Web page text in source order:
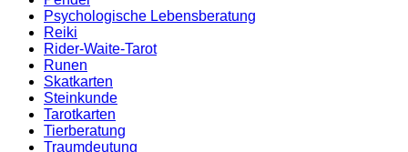
Psychologische Lebensberatung
Reiki
Rider-Waite-Tarot
Runen
Skatkarten
Steinkunde
Tarotkarten
Tierberatung
Traumdeutung